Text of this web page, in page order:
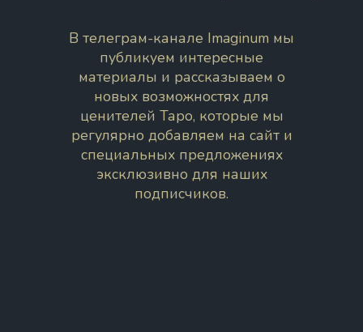
В телеграм-канале Imaginum мы
публикуем интересные
материалы и рассказываем о
новых возможностях для
ценителей Таро, которые мы
регулярно добавляем на сайт и
специальных предложениях
эксклюзивно для наших
подписчиков.